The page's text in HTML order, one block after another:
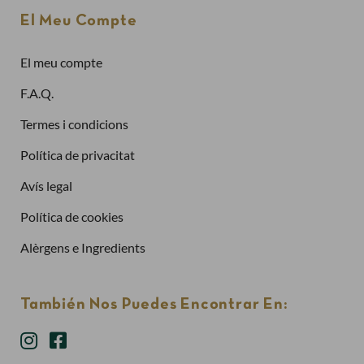
El Meu Compte
El meu compte
F.A.Q.
Termes i condicions
Política de privacitat
Avís legal
Política de cookies
Alèrgens e Ingredients
También Nos Puedes Encontrar En:
Has oblidat la contrasenya?